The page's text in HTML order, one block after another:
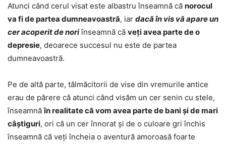
Atunci când cerul visat este albastru înseamnă că norocul
va fi de partea dumneavoastră, iar dacă în vis vă apare un
cer acoperit de noriînseamnă că veți avea parte de o
depresie, deoarece succesul nu este de partea
dumneavoastră.
Pe de altă parte, tălmăcitorii de vise din vremurile antice
erau de părere că atunci când visăm un cer senin cu stele,
înseamnăîn realitate că vom avea parte de bani și de mari
câștiguri, ori că un cer înnorat și de o culoare gri închis
înseamnă că veți încheia o aventură amoroasă foarte